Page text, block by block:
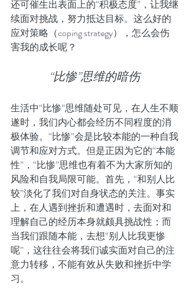
还可催生出表面上的“积极态度”，让我继
续面对挑战，努力抵达目标。这么好的
应对策略（coping strategy），怎么会伤
害我的成长呢？
“比惨”思维的暗伤
生活中“比惨”思维随处可见，在人生不顺
遂时，我们内心都会经历不同程度的消
极体验。“比惨”会是比较本能的一种自我
调节和应对方式。但是正因为它的“本能
性”，“比惨”思维也有着不为大家所知的
风险和自我局限可能。首先，“和别人比
较”淡化了我们对自身状态的关注。事实
上，在人遇到挫折和遭遇时，去面对和
理解自己的经历本身就颇具挑战性；而
当我们跟随本能，去想“别人比我更惨
呢”，这往往会将我们诚实面对自己的注
意力转移，不能有效从失败和挫折中学
习。